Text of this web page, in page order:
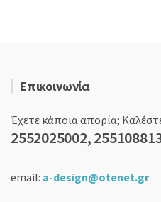
Επικοινωνία
Έχετε κάποια απορία;
2552025002,
email: a-design@otenet.gr